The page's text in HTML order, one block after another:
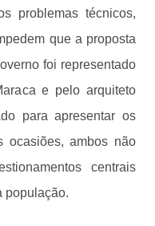
problemas técnicos,
que a proposta
foi representado
e pelo arquiteto
para apresentar os
ocasiões, ambos não
centrais
população.